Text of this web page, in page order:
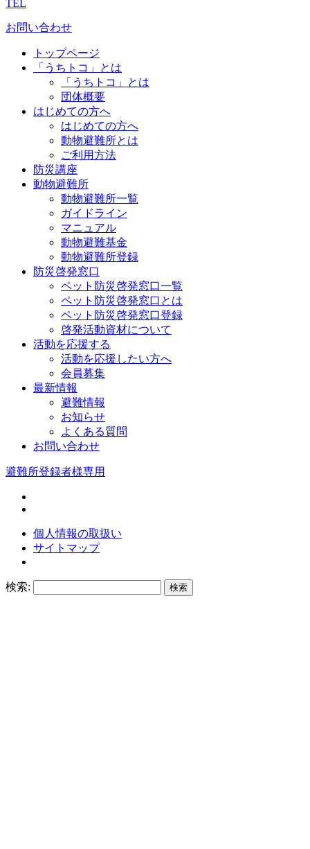
TEL
お問い合わせ
トップページ
「うちトコ」とは
「うちトコ」とは
団体概要
はじめての方へ
はじめての方へ
動物避難所とは
ご利用方法
防災講座
動物避難所
動物避難所一覧
ガイドライン
マニュアル
動物避難基金
動物避難所登録
防災啓発窓口
ペット防災啓発窓口一覧
ペット防災啓発窓口とは
ペット防災啓発窓口登録
啓発活動資材について
活動を応援する
活動を応援したい方へ
会員募集
最新情報
避難情報
お知らせ
よくある質問
お問い合わせ
避難所登録者様専用
個人情報の取扱い
サイトマップ
検索: